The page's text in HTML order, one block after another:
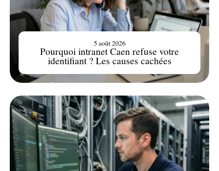
Pourquoi intranet Caen refuse votre
identifiant ? Les causes cachées
5 août 2026